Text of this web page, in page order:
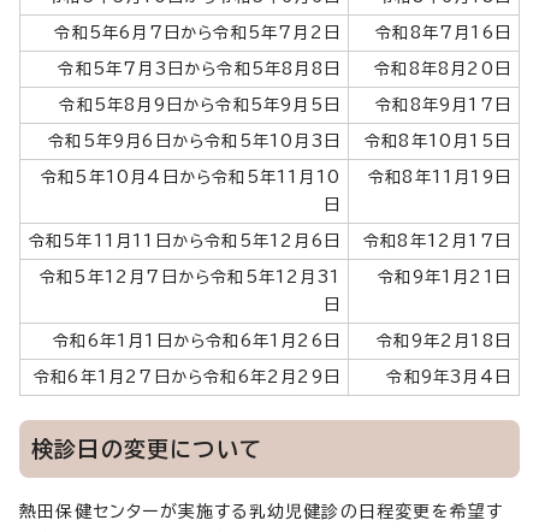
令和5年6月7日から令和5年7月2日 令和8年7月16日
令和5年7月3日から令和5年8月8日 令和8年8月20日
令和5年8月9日から令和5年9月5日 令和8年9月17日
令和5年9月6日から令和5年10月3日 令和8年10月15日
令和5年10月4日から令和5年11月10
日
令和8年11月19日
令和5年11月11日から令和5年12月6日 令和8年12月17日
令和5年12月7日から令和5年12月31
日
令和9年1月21日
令和6年1月1日から令和6年1月26日 令和9年2月18日
令和6年1月27日から令和6年2月29日 令和9年3月4日
検診日の変更について
熱田保健センターが実施する乳幼児健診の日程変更を希望す